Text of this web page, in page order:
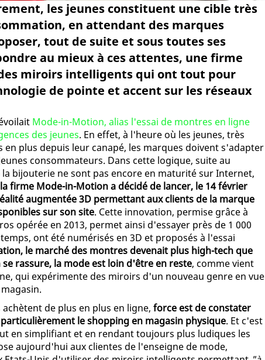
les jeunes constituent une cible très
en attendant des marques
tout de suite et sous toutes ses
au mieux à ces attentes, une firme
miroirs intelligents qui ont tout pour
de pointe et accent sur les réseaux
Mode-in-Motion, alias l'essai de montres en ligne
des jeunes. En effet, à l'heure où les jeunes, très
plus depuis leur canapé, les marques doivent s'adapter
consommateurs. Dans cette logique, suite au
bijouterie ne sont pas encore en maturité sur Internet,
la firme Mode-in-Motion a décidé de lancer, le 14 février
augmentée 3D permettant aux clients de la marque
sur son site. Cette innovation, permise grâce à
opérée en 2013, permet ainsi d'essayer près de 1 000
ont été numérisés en 3D et proposés à l'essai
le marché des montres devenait plus high-tech que
rassure, la mode est loin d'être en reste, comme vient
qui expérimente des miroirs d'un nouveau genre en vue
de plus en plus en ligne, force est de constater
le shopping en magasin physique. Et c'est
en simplifiant et en rendant toujours plus ludiques les
aujourd'hui aux clientes de l'enseigne de mode,